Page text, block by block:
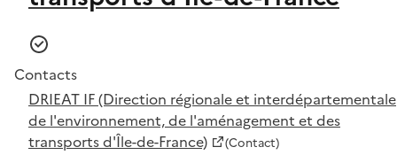
Contacts
DRIEAT IF (Direction régionale et interdépartementale
de l'environnement, de l'aménagement et des
transports d'Île-de-France)
(Contact)